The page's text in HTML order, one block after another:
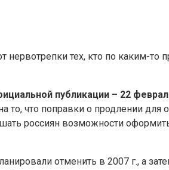
нервотрепки тех, кто по каким-то
публикации – 22
то, что поправки о продлении для
россиян возможности
отменить в 2007 г., а